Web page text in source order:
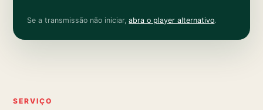
Se a transmissão não iniciar,abra o player alternativo.
SERVIÇO